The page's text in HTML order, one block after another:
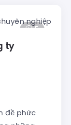
5
ty
đề phức